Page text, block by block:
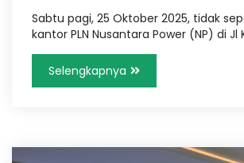
Sabtu pagi, 25 Oktober 2025, tidak
kantor PLN Nusantara Power (NP) di Jl
Selengkapnya